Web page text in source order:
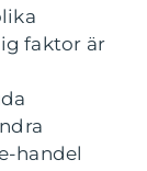
faktor är
handel